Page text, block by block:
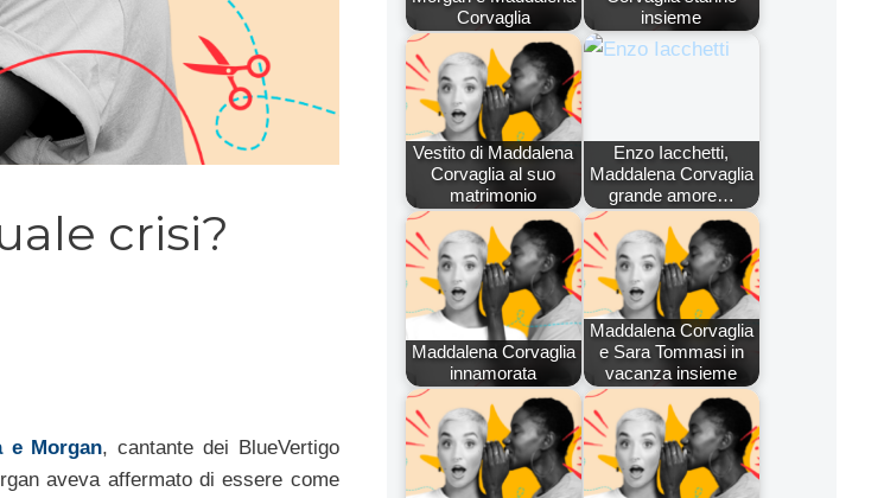
crisi?
e Morgan, cantante dei BlueVertigo
aveva affermato di essere come
Corvaglia
insieme
Vestito di Maddalena
Corvaglia al suo
matrimonio
Enzo Iacchetti,
Maddalena Corvaglia
grande amore…
Maddalena Corvaglia
innamorata
Maddalena Corvaglia
e Sara Tommasi in
vacanza insieme